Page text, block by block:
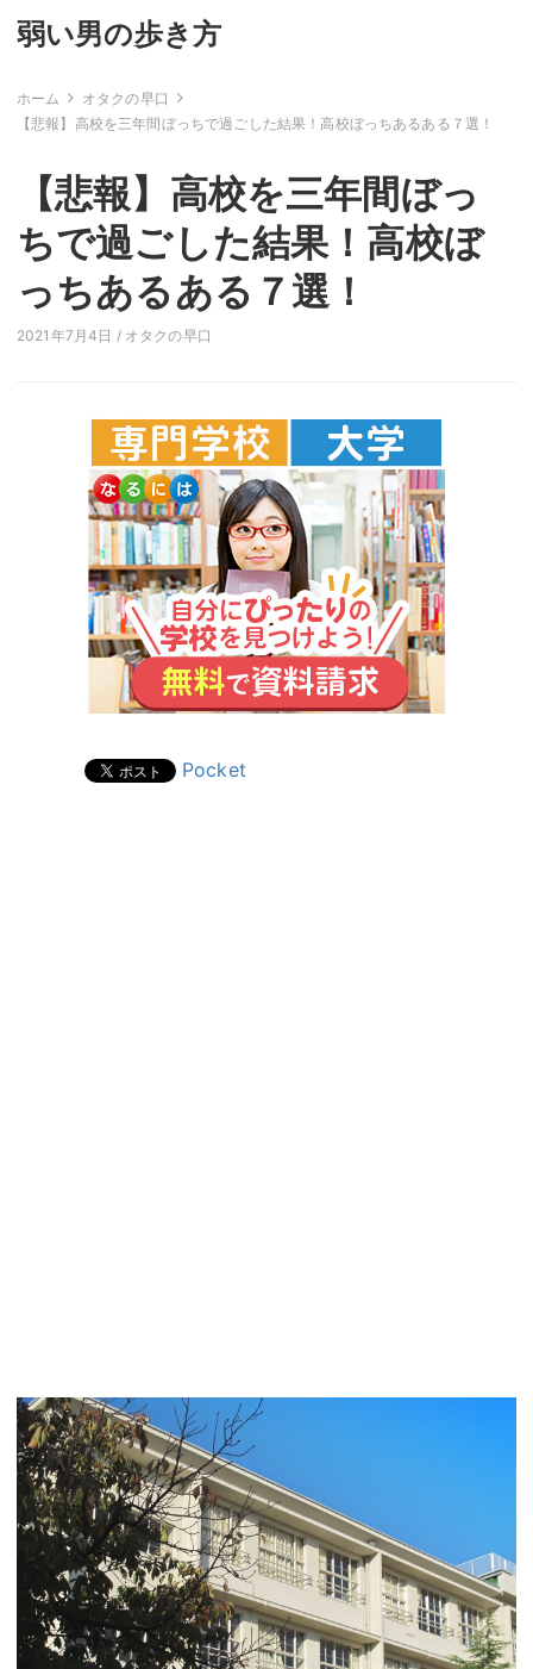
弱い男の歩き方
ホーム
オタクの早口
【悲報】高校を三年間ぼっちで過ごした結果！高校ぼっちあるある７選！
【悲報】高校を三年間ぼっ
ちで過ごした結果！高校ぼ
っちあるある７選！
2021年7月4日 / オタクの早口
Pocket